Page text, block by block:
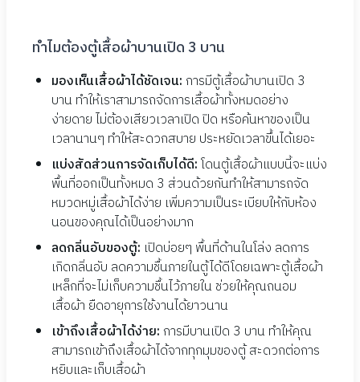
ทำไมต้องตู้เสื้อผ้าบานเปิด 3 บาน
มองเห็นเสื้อผ้าได้ชัดเจน:การมีตู้เสื้อผ้าบานเปิด 3
บาน ทำให้เราสามารถจัดการเสื้อผ้าทั้งหมดอย่าง
ง่ายดาย ไม่ต้องเสียวเวลาเปิด ปิด หรือค้นหาของเป็น
เวลานานๆ ทำให้สะดวกสบาย ประหยัดเวลาขึ้นได้เยอะ
แบ่งสัดส่วนการจัดเก็บได้ดี:โดนตู้เสื้อผ้าแบบนี้จะแบ่ง
พื้นที่ออกเป็นทั้งหมด 3 ส่วนด้วยกันทำให้สามารถจัด
หมวดหมู่เสื้อผ้าได้ง่าย เพิ่มความเป็นระเบียบให้กับห้อง
นอนของคุณได้เป็นอย่างมาก
ลดกลิ่นอับของตู้: เปิดบ่อยๆ พื้นที่ด้านในโล่ง ลดการ
เกิดกลิ่นอับ ลดความชื้นภายในตู้ได้ดีโดยเฉพาะตู้เสื้อผ้า
เหล็กที่จะไม่เก็บความชื้นไว้ภายใน ช่วยให้คุณถนอม
เสื้อผ้า ยืดอายุการใช้งานได้ยาวนาน
เข้าถึงเสื้อผ้าได้ง่าย:การมีบานเปิด 3 บาน ทำให้คุณ
สามารถเข้าถึงเสื้อผ้าได้จากทุกมุมของตู้ สะดวกต่อการ
หยิบและเก็บเสื้อผ้า